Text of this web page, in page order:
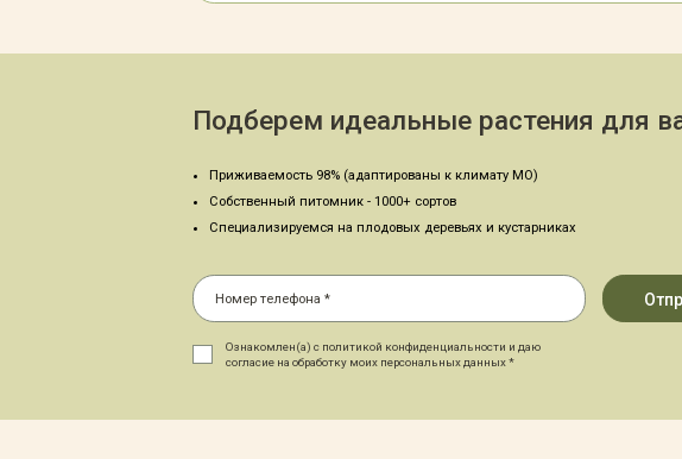
Подберем идеальные растения для
Приживаемость 98% (адаптированы к климату МО)
Собственный питомник - 1000+ сортов
Специализируемся на плодовых деревьях и кустарниках
Ознакомлен(а) с политикой конфиденциальности и даю
согласие на обработку моих персональных данных *